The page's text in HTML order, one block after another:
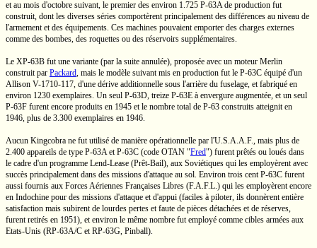
et au mois d'octobre suivant, le premier des environ 1.725 P-63Ade production fut
construit, dont les diverses séries comportèrent principalement des différences au niveau de
l'armement et des équipements. Ces machines pouvaient emporter des charges externes
comme des bombes, des roquettes ou des réservoirs supplémentaires.
Le XP-63B fut une variante (par la suite annulée), proposée avec un moteur Merlin
construit par Packard, mais le modèle suivant mis en production fut le P-63C équipé d'un
Allison V-1710-117, d'une dérive additionnelle sous l'arrière du fuselage, et fabriqué en
environ 1230 exemplaires. Un seul P-63D, treize P-63E à envergure augmentée, et un seul
P-63F furent encore produits en 1945 et le nombre total de P-63 construits atteignit en
1946, plus de 3.300 exemplaires en 1946.
Aucun Kingcobra ne fut utilisé de manière opérationnelle par l'U.S.A.A.F., mais plus de
2.400 appareils de type P-63AetP-63C (code OTAN "Fred") furent prêtés ou loués dans
le cadre d'un programme Lend-Lease (Prêt-Bail), aux Soviétiques qui les employèrent avec
succès principalement dans des missions d'attaque au sol. Environ trois centP-63C furent
aussi fournis aux Forces Aériennes Françaises Libres (F.A.F.L.) qui les employèrent encore
en Indochine pour des missions d'attaque et d'appui (faciles à piloter, ils donnèrent entière
satisfaction mais subirent de lourdes pertes et faute de pièces détachées et de réserves,
furent retirés en 1951), et environ le même nombre fut employé comme cibles armées aux
Etats-Unis (RP-63A/C etRP-63G, Pinball).